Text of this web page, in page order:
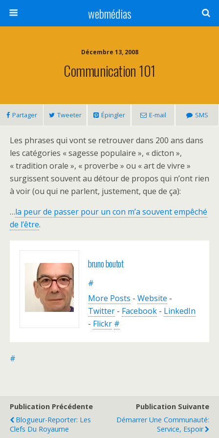
webmédias
Décembre 13, 2008
Communication 101
Partager Tweeter Épingler E-mail SMS
Les phrases qui vont se retrouver dans 200 ans dans
les catégories « sagesse populaire », « dicton »,
« tradition orale », « proverbe » ou « art de vivre »
surgissent souvent au détour de propos qui n’ont rien
à voir (ou qui ne parlent, justement, que de ça):
…la peur de passer pour un con m’a souvent empêché
de l’être.
bruno boutot
#
More Posts - Website -
Twitter - Facebook - LinkedIn
- Flickr #
#
Publication Précédente
Blogueur-Reporter: Les
Clefs Du Royaume
Publication Suivante
Démarrer Une Communauté:
Service, Espoir